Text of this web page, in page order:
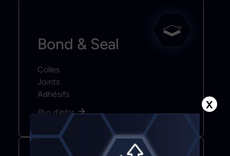
Bond & Seal
Colles
Joints
Adhésifs
Plus d'infos
X